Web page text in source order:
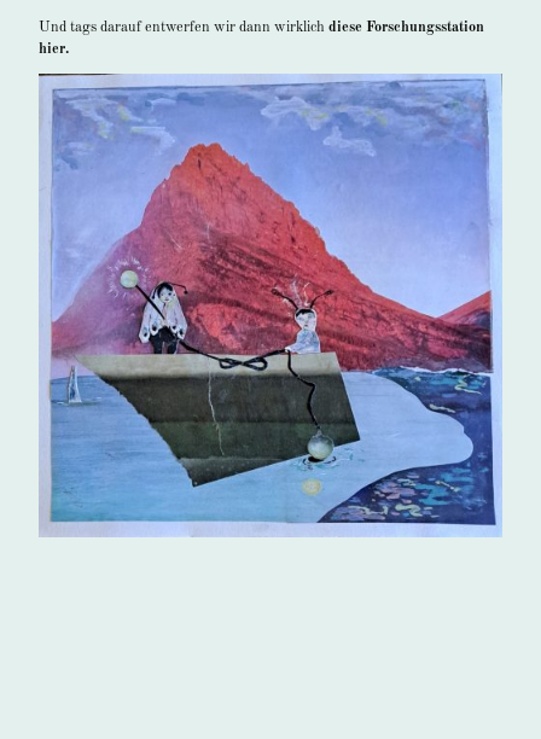
Und tags darauf entwerfen wir dann wirklich diese Forschungsstation
hier.